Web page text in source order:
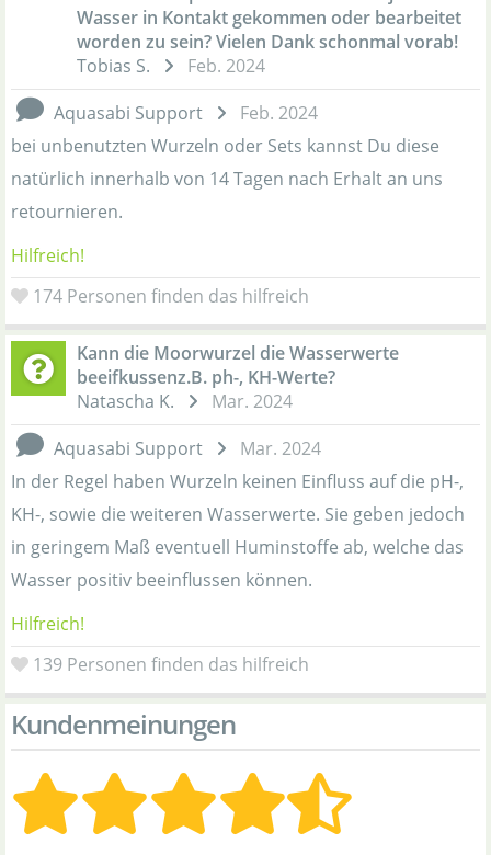
Wasser in Kontakt gekommen oder bearbeitet
worden zu sein? Vielen Dank schonmal vorab!
Tobias S.
Feb. 2024
Aquasabi Support
Feb. 2024
bei unbenutzten Wurzeln oder Sets kannst Du diese
natürlich innerhalb von 14 Tagen nach Erhalt an uns
retournieren.
Hilfreich!
174 Personen finden das hilfreich
Kann die Moorwurzel die Wasserwerte
beeifkussenz.B. ph-, KH-Werte?
Natascha K.
Mar. 2024
Aquasabi Support
Mar. 2024
In der Regel haben Wurzeln keinen Einfluss auf die pH-,
KH-, sowie die weiteren Wasserwerte. Sie geben jedoch
in geringem Maß eventuell Huminstoffe ab, welche das
Wasser positiv beeinflussen können.
Hilfreich!
139 Personen finden das hilfreich
Kundenmeinungen